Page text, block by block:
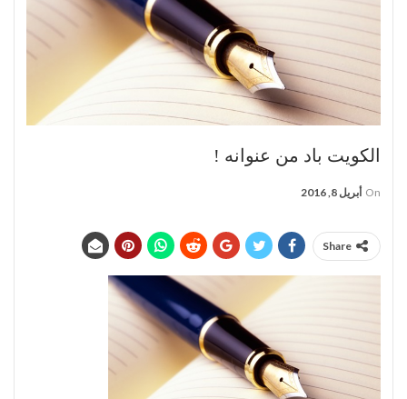
الكويت باد من عنوانه !
On أبريل 8, 2016
Share